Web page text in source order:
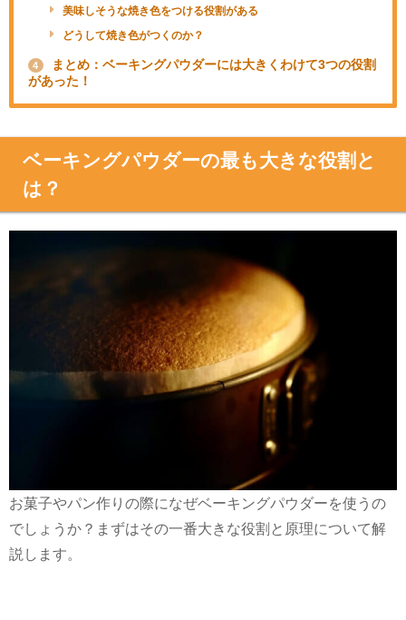
美味しそうな焼き色をつける役割がある
どうして焼き色がつくのか？
4
まとめ：ベーキングパウダーには大きくわけて3つの役割
があった！
ベーキングパウダーの最も大きな役割と
は？
お菓子やパン作りの際になぜベーキングパウダーを使うの
でしょうか？まずはその一番大きな役割と原理について解
説します。